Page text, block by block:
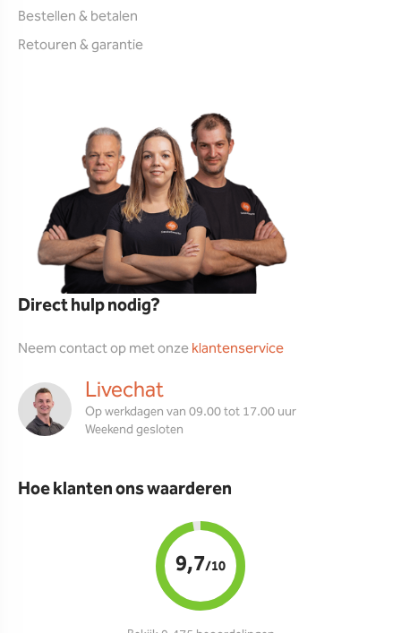
Bestellen & betalen
Retouren & garantie
Direct hulp nodig?
Neem contact op met onzeklantenservice
Livechat
Op werkdagen van 09.00 tot 17.00 uur
Weekend gesloten
Hoe klanten ons waarderen
9,7/10